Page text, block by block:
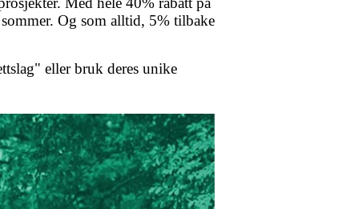
Og som alltid, 5% tilbake
eller bruk deres unike